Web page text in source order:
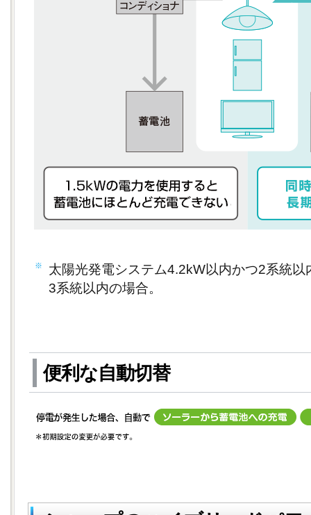
※
太陽光発電システム4.2kW以内かつ2系統
3系統以内の場合。
便利な自動切替